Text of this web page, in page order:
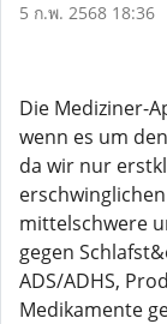
5 ก.พ. 2568 18:36
Die Mediziner-
wenn es um
da wir nur
mittelschwere
gegen
ADS/ADHS,
Medikamente